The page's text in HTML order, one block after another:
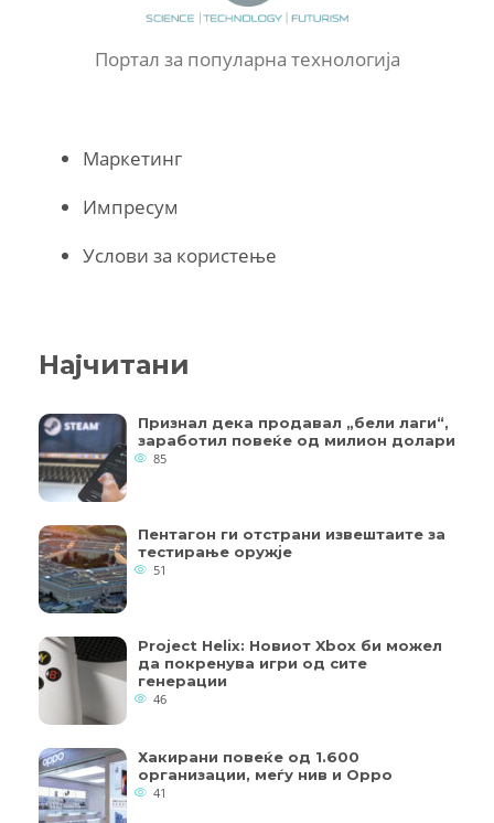
Портал за популарна технологија
Маркетинг
Импресум
Услови за користење
Најчитани
Признал дека продавал „бели лаги“,
заработил повеќе од милион долари
85
Пентагон ги отстрани извештаите за
тестирање оружје
51
Project Helix: Новиот Xbox би можел
да покренува игри од сите
генерации
46
Хакирани повеќе од 1.600
организации, меѓу нив и Oppo
41